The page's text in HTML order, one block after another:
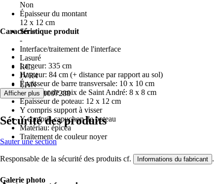
Non
Épaisseur du montant
12 x 12 cm
Série
-
Interface/traitement de l'interface
Lasuré
RC
JVR4
EAN
4018211007288
Caractéristique produit
Largeur: 335 cm
Hauteur: 84 cm (+ distance par rapport au sol)
Épaisseur de barre transversale: 10 x 10 cm
Épaisseur de croix de Saint André: 8 x 8 cm
Épaisseur de poteau: 12 x 12 cm
Y compris support à visser
Y compris capuchon de poteau
Matériau: épicéa
Traitement de couleur noyer
Galerie photo
Afficher plus
Sécurité des produits
Sauter une section
Responsable de la sécurité des produits cf. Informations du fabricant .